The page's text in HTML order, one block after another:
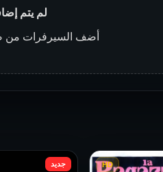
لم يتم
أضف السيرفرات من
HD جديد